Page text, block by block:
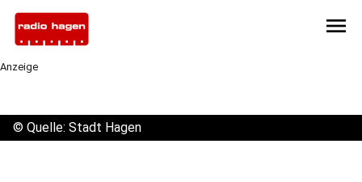
menu
Anzeige
© Quelle: Stadt Hagen